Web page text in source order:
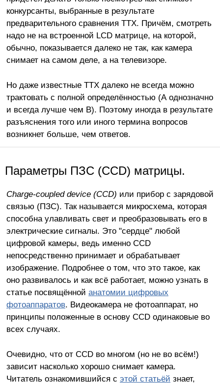
конкурсанты, выбранные в результате
предварительного сравнения ТТХ. Причём, смотреть
надо не на встроенной LCD матрице, на которой,
обычно, показывается далеко не так, как камера
снимает на самом деле, а на телевизоре.
Но даже известные ТТХ далеко не всегда можно
трактовать с полной определённостью (А однозначно
и всегда лучше чем В). Поэтому иногда в результате
разъяснения того или иного термина вопросов
возникнет больше, чем ответов.
Параметры ПЗС (CCD) матрицы.
Charge-coupled device (CCD) или прибор с зарядовой
связью (ПЗС). Так называется микросхема, которая
способна улавливать свет и преобразовывать его в
электрические сигналы. Это "сердце" любой
цифровой камеры, ведь именно CCD
непосредственно принимает и обрабатывает
изображение. Подробнее о том, что это такое, как
оно развивалось и как всё работает, можно узнать в
статье посвящённой анатомии цифровых
фотоаппаратов. Видеокамера не фотоаппарат, но
принципы положенные в основу CCD одинаковые во
всех случаях.
Очевидно, что от CCD во многом (но не во всём!)
зависит насколько хорошо снимает камера.
Читатель ознакомившийся с этой статьёй знает,